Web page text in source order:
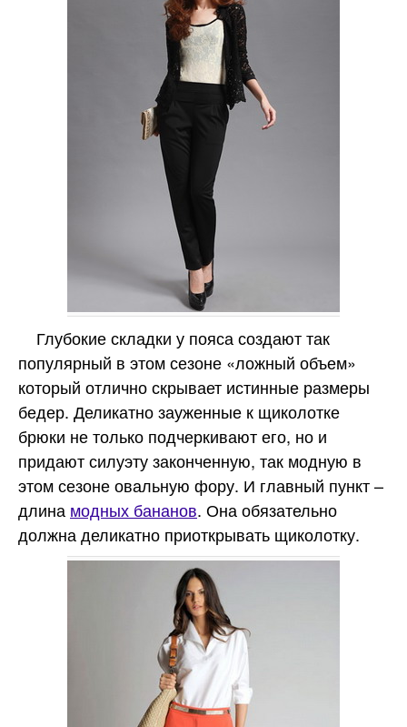
Глубокие складки у пояса создают так
популярный в этом сезоне «ложный объем»
который отлично скрывает истинные размеры
бедер. Деликатно зауженные к щиколотке
брюки не только подчеркивают его, но и
придают силуэту законченную, так модную в
этом сезоне овальную фору. И главный пункт –
длина модных бананов. Она обязательно
должна деликатно приоткрывать щиколотку.